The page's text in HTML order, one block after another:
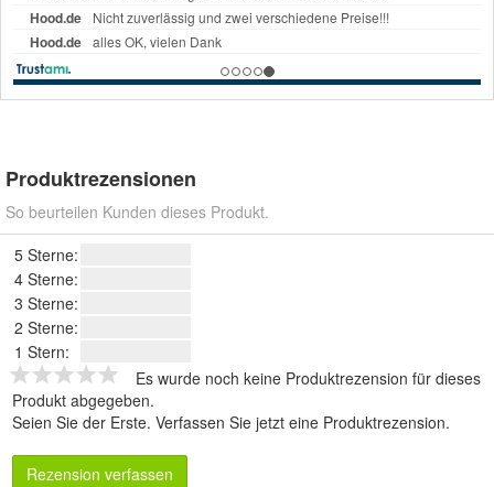
Produktrezensionen
So beurteilen Kunden dieses Produkt.
5 Sterne:
4 Sterne:
3 Sterne:
2 Sterne:
1 Stern:
Es wurde noch keine Produktrezension für dieses
Produkt abgegeben.
Seien Sie der Erste. Verfassen Sie jetzt eine Produktrezension.
Rezension verfassen